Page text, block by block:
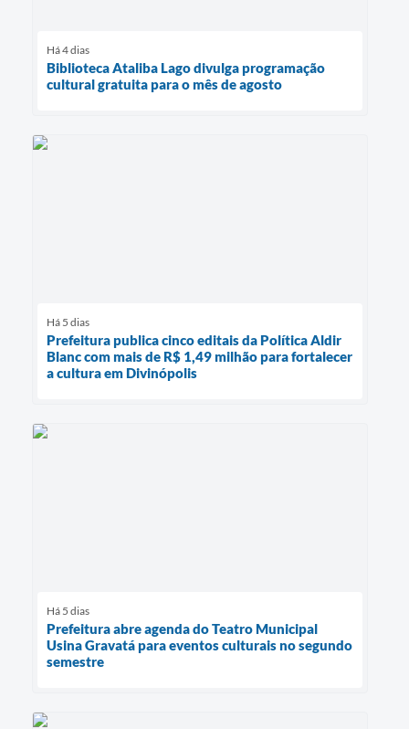
Há 4 dias
Biblioteca Ataliba Lago divulga programação
cultural gratuita para o mês de agosto
Há 5 dias
Prefeitura publica cinco editais da Política Aldir
Blanc com mais de R$ 1,49 milhão para fortalecer
a cultura em Divinópolis
Há 5 dias
Prefeitura abre agenda do Teatro Municipal
Usina Gravatá para eventos culturais no segundo
semestre